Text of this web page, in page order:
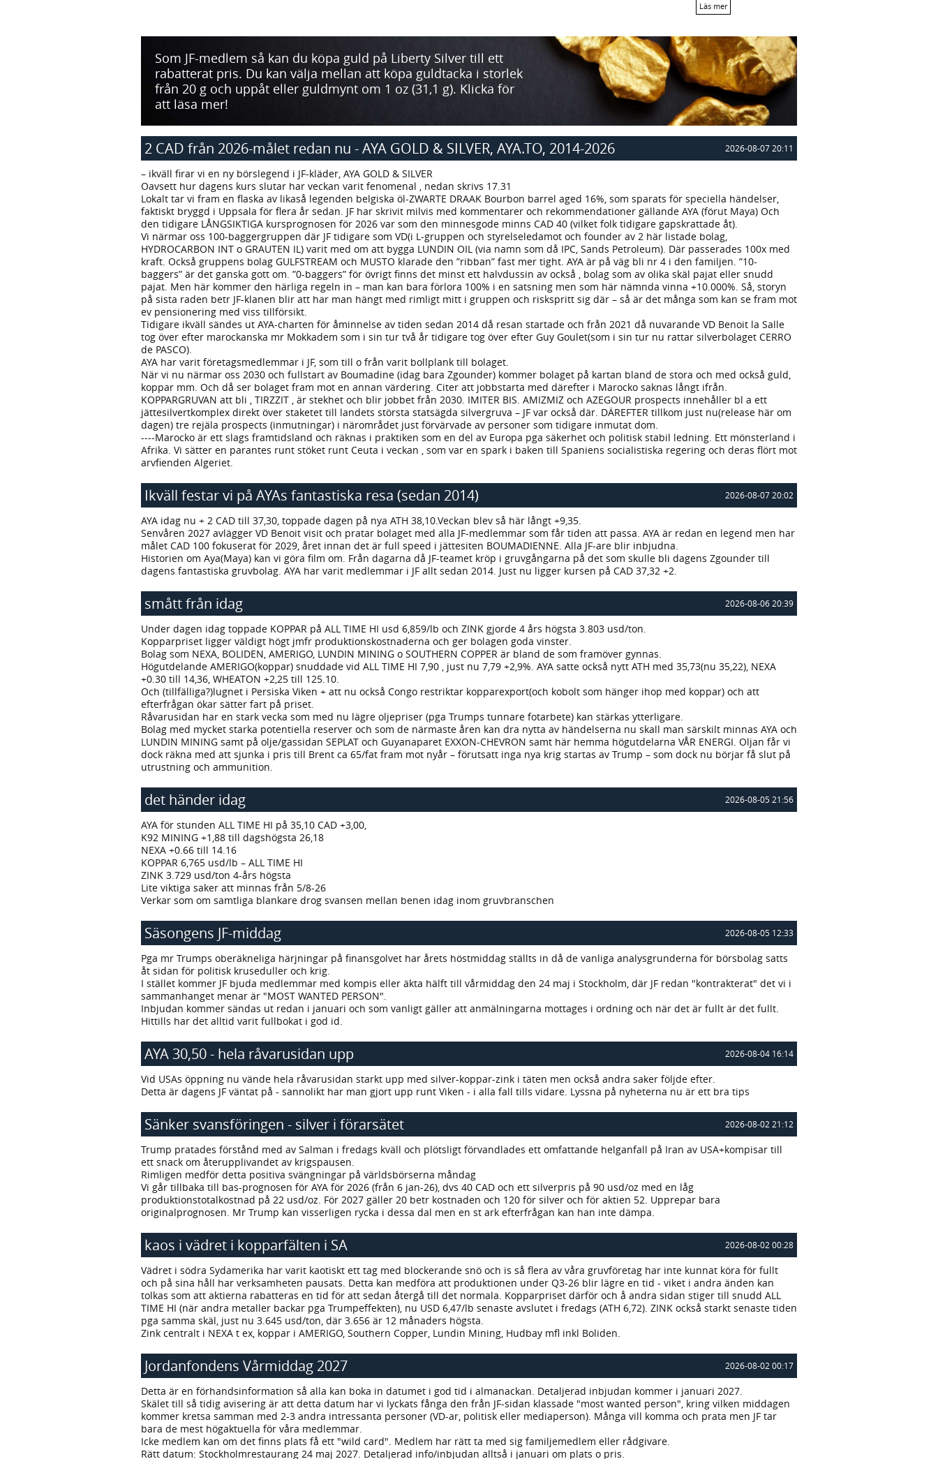
Läs mer
Som JF-medlem så kan du köpa guld på Liberty Silver till ett
rabatterat pris. Du kan välja mellan att köpa guldtacka i storlek
från 20 g och uppåt eller guldmynt om 1 oz (31,1 g). Klicka för
att läsa mer!
2 CAD från 2026-målet redan nu - AYA GOLD & SILVER, AYA.TO, 2014-2026 2026-08-07 20:11
– ikväll firar vi en ny börslegend i JF-kläder, AYA GOLD & SILVER
Oavsett hur dagens kurs slutar har veckan varit fenomenal , nedan skrivs 17.31
Lokalt tar vi fram en flaska av likaså legenden belgiska öl-ZWARTE DRAAK Bourbon barrel aged 16%, som sparats för speciella händelser,
faktiskt bryggd i Uppsala för flera år sedan. JF har skrivit milvis med kommentarer och rekommendationer gällande AYA (förut Maya) Och
den tidigare LÅNGSIKTIGA kursprognosen för 2026 var som den minnesgode minns CAD 40 (vilket folk tidigare gapskrattade åt).
Vi närmar oss 100-baggergruppen där JF tidigare som VD(i L-gruppen och styrelseledamot och founder av 2 här listade bolag,
HYDROCARBON INT o GRAUTEN IL) varit med om att bygga LUNDIN OIL (via namn som då IPC, Sands Petroleum). Där passerades 100x med
kraft. Också gruppens bolag GULFSTREAM och MUSTO klarade den ”ribban” fast mer tight. AYA är på väg bli nr 4 i den familjen. ”10-
baggers” är det ganska gott om. ”0-baggers” för övrigt finns det minst ett halvdussin av också , bolag som av olika skäl pajat eller snudd
pajat. Men här kommer den härliga regeln in – man kan bara förlora 100% i en satsning men som här nämnda vinna +10.000%. Så, storyn
på sista raden betr JF-klanen blir att har man hängt med rimligt mitt i gruppen och riskspritt sig där – så är det många som kan se fram mot
ev pensionering med viss tillförsikt.
Tidigare ikväll sändes ut AYA-charten för åminnelse av tiden sedan 2014 då resan startade och från 2021 då nuvarande VD Benoit la Salle
tog över efter marockanska mr Mokkadem som i sin tur två år tidigare tog över efter Guy Goulet(som i sin tur nu rattar silverbolaget CERRO
de PASCO).
AYA har varit företagsmedlemmar i JF, som till o från varit bollplank till bolaget.
När vi nu närmar oss 2030 och fullstart av Boumadine (idag bara Zgounder) kommer bolaget på kartan bland de stora och med också guld,
koppar mm. Och då ser bolaget fram mot en annan värdering. Citer att jobbstarta med därefter i Marocko saknas långt ifrån.
KOPPARGRUVAN att bli , TIRZZIT , är stekhet och blir jobbet från 2030. IMITER BIS. AMIZMIZ och AZEGOUR prospects innehåller bl a ett
jättesilvertkomplex direkt över staketet till landets största statsägda silvergruva – JF var också där. DÄREFTER tillkom just nu(release här om
dagen) tre rejäla prospects (inmutningar) i närområdet just förvärvade av personer som tidigare inmutat dom.
----Marocko är ett slags framtidsland och räknas i praktiken som en del av Europa pga säkerhet och politisk stabil ledning. Ett mönsterland i
Afrika. Vi sätter en parantes runt stöket runt Ceuta i veckan , som var en spark i baken till Spaniens socialistiska regering och deras flört mot
arvfienden Algeriet.
Ikväll festar vi på AYAs fantastiska resa (sedan 2014) 2026-08-07 20:02
AYA idag nu + 2 CAD till 37,30, toppade dagen på nya ATH 38,10.Veckan blev så här långt +9,35.
Senvåren 2027 avlägger VD Benoit visit och pratar bolaget med alla JF-medlemmar som får tiden att passa. AYA är redan en legend men har
målet CAD 100 fokuserat för 2029, året innan det är full speed i jättesiten BOUMADIENNE. Alla JF-are blir inbjudna.
Historien om Aya(Maya) kan vi göra film om. Från dagarna då JF-teamet kröp i gruvgångarna på det som skulle bli dagens Zgounder till
dagens fantastiska gruvbolag. AYA har varit medlemmar i JF allt sedan 2014. Just nu ligger kursen på CAD 37,32 +2.
smått från idag 2026-08-06 20:39
Under dagen idag toppade KOPPAR på ALL TIME HI usd 6,859/lb och ZINK gjorde 4 års högsta 3.803 usd/ton.
Kopparpriset ligger väldigt högt jmfr produktionskostnaderna och ger bolagen goda vinster.
Bolag som NEXA, BOLIDEN, AMERIGO, LUNDIN MINING o SOUTHERN COPPER är bland de som framöver gynnas.
Högutdelande AMERIGO(koppar) snuddade vid ALL TIME HI 7,90 , just nu 7,79 +2,9%. AYA satte också nytt ATH med 35,73(nu 35,22), NEXA
+0.30 till 14,36, WHEATON +2,25 till 125.10.
Och (tillfälliga?)lugnet i Persiska Viken + att nu också Congo restriktar kopparexport(och kobolt som hänger ihop med koppar) och att
efterfrågan ökar sätter fart på priset.
Råvarusidan har en stark vecka som med nu lägre oljepriser (pga Trumps tunnare fotarbete) kan stärkas ytterligare.
Bolag med mycket starka potentiella reserver och som de närmaste åren kan dra nytta av händelserna nu skall man särskilt minnas AYA och
LUNDIN MINING samt på olje/gassidan SEPLAT och Guyanaparet EXXON-CHEVRON samt här hemma högutdelarna VÅR ENERGI. Oljan får vi
dock räkna med att sjunka i pris till Brent ca 65/fat fram mot nyår – förutsatt inga nya krig startas av Trump – som dock nu börjar få slut på
utrustning och ammunition.
det händer idag 2026-08-05 21:56
AYA för stunden ALL TIME HI på 35,10 CAD +3,00,
K92 MINING +1,88 till dagshögsta 26,18
NEXA +0.66 till 14.16
KOPPAR 6,765 usd/lb – ALL TIME HI
ZINK 3.729 usd/ton 4-års högsta
Lite viktiga saker att minnas från 5/8-26
Verkar som om samtliga blankare drog svansen mellan benen idag inom gruvbranschen
Säsongens JF-middag 2026-08-05 12:33
Pga mr Trumps oberäkneliga härjningar på finansgolvet har årets höstmiddag ställts in då de vanliga analysgrunderna för börsbolag satts
åt sidan för politisk kruseduller och krig.
I stället kommer JF bjuda medlemmar med kompis eller äkta hälft till vårmiddag den 24 maj i Stockholm, där JF redan "kontrakterat" det vi i
sammanhanget menar är "MOST WANTED PERSON".
Inbjudan kommer sändas ut redan i januari och som vanligt gäller att anmälningarna mottages i ordning och när det är fullt är det fullt.
Hittills har det alltid varit fullbokat i god id.
AYA 30,50 - hela råvarusidan upp 2026-08-04 16:14
Vid USAs öppning nu vände hela råvarusidan starkt upp med silver-koppar-zink i täten men också andra saker följde efter.
Detta är dagens JF väntat på - sannolikt har man gjort upp runt Viken - i alla fall tills vidare. Lyssna på nyheterna nu är ett bra tips
Sänker svansföringen - silver i förarsätet 2026-08-02 21:12
Trump pratades förstånd med av Salman i fredags kväll och plötsligt förvandlades ett omfattande helganfall på Iran av USA+kompisar till
ett snack om återupplivandet av krigspausen.
Rimligen medför detta positiva svängningar på världsbörserna måndag
Vi går tillbaka till bas-prognosen för AYA för 2026 (från 6 jan-26), dvs 40 CAD och ett silverpris på 90 usd/oz med en låg
produktionstotalkostnad på 22 usd/oz. För 2027 gäller 20 betr kostnaden och 120 för silver och för aktien 52. Upprepar bara
originalprognosen. Mr Trump kan visserligen rycka i dessa dal men en st ark efterfrågan kan han inte dämpa.
kaos i vädret i kopparfälten i SA 2026-08-02 00:28
Vädret i södra Sydamerika har varit kaotiskt ett tag med blockerande snö och is så flera av våra gruvföretag har inte kunnat köra för fullt
och på sina håll har verksamheten pausats. Detta kan medföra att produktionen under Q3-26 blir lägre en tid - viket i andra änden kan
tolkas som att aktierna rabatteras en tid för att sedan återgå till det normala. Kopparpriset därför och å andra sidan stiger till snudd ALL
TIME HI (när andra metaller backar pga Trumpeffekten), nu USD 6,47/lb senaste avslutet i fredags (ATH 6,72). ZINK också starkt senaste tiden
pga samma skäl, just nu 3.645 usd/ton, där 3.656 är 12 månaders högsta.
Zink centralt i NEXA t ex, koppar i AMERIGO, Southern Copper, Lundin Mining, Hudbay mfl inkl Boliden.
Jordanfondens Vårmiddag 2027 2026-08-02 00:17
Detta är en förhandsinformation så alla kan boka in datumet i god tid i almanackan. Detaljerad inbjudan kommer i januari 2027.
Skälet till så tidig avisering är att detta datum har vi lyckats fånga den från JF-sidan klassade "most wanted person", kring vilken middagen
kommer kretsa samman med 2-3 andra intressanta personer (VD-ar, politisk eller mediaperson). Många vill komma och prata men JF tar
bara de mest högaktuella för våra medlemmar.
Icke medlem kan om det finns plats få ett "wild card". Medlem har rätt ta med sig familjemedlem eller rådgivare.
Rätt datum: Stockholmrestaurang 24 maj 2027. Detaljerad info/inbjudan alltså i januari om plats o pris.